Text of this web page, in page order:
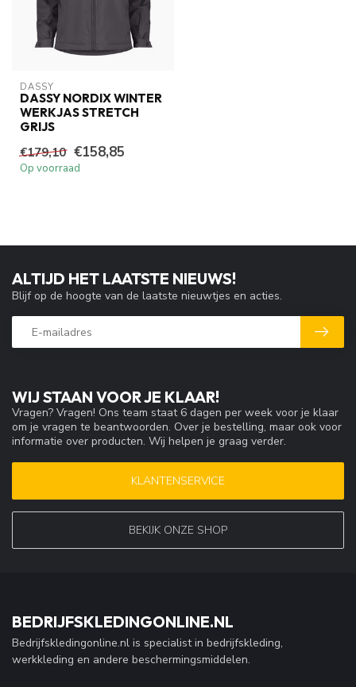
DASSY
DASSY NORDIX WINTER
WERKJAS STRETCH
GRIJS
€179,10 €158,85
Op voorraad
WIJ STAAN VOOR JE KLAAR!
Vragen? Vragen! Ons team staat 6 dagen per week voor je klaar
om je vragen te beantwoorden. Over je bestelling, maar ook voor
informatie over producten. Wij helpen je graag verder.
KLANTENSERVICE
BEKIJK ONZE SHOP
ALTIJD HET LAATSTE NIEUWS!
Blijf op de hoogte van de laatste nieuwtjes en acties.
BEDRIJFSKLEDINGONLINE.NL
Bedrijfskledingonline.nl is specialist in bedrijfskleding,
werkkleding en andere beschermingsmiddelen.